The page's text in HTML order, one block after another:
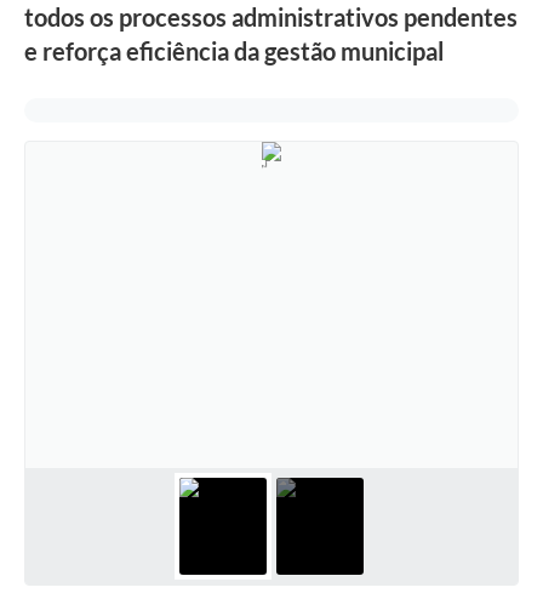
todos os processos administrativos pendentes
e reforça eficiência da gestão municipal